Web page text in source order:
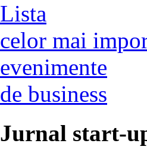
Lista
celor mai
evenimente
de business
Jurnal start-